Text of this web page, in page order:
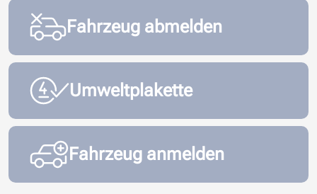
Fahrzeug abmelden
Umweltplakette
Fahrzeug anmelden